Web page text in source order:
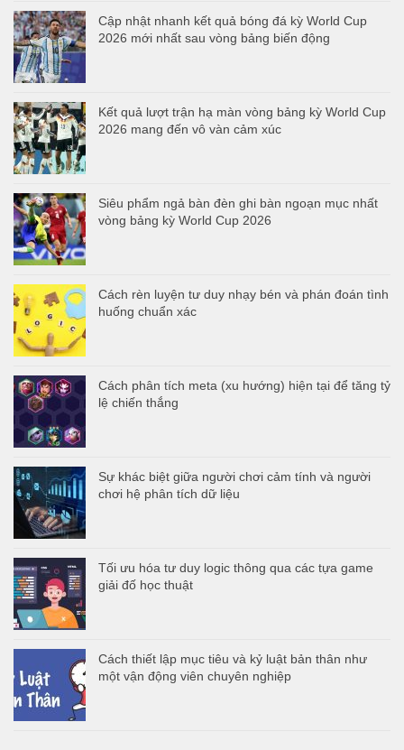
Cập nhật nhanh kết quả bóng đá kỳ World Cup
2026 mới nhất sau vòng bảng biến động
Kết quả lượt trận hạ màn vòng bảng kỳ World Cup
2026 mang đến vô vàn cảm xúc
Siêu phẩm ngả bàn đèn ghi bàn ngoạn mục nhất
vòng bảng kỳ World Cup 2026
Cách rèn luyện tư duy nhạy bén và phán đoán tình
huống chuẩn xác
Cách phân tích meta (xu hướng) hiện tại để tăng tỷ
lệ chiến thắng
Sự khác biệt giữa người chơi cảm tính và người
chơi hệ phân tích dữ liệu
Tối ưu hóa tư duy logic thông qua các tựa game
giải đố học thuật
Cách thiết lập mục tiêu và kỷ luật bản thân như
một vận động viên chuyên nghiệp